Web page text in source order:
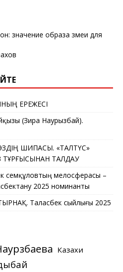
значение образа змеи для
ЕРЕЖЕСІ
(Зира Наурызбай).
ШИПАСЫ. «ТАЛТҮС»
ТАЛДАУ
Әсемқұловтың мелосферасы –
2025 номинанты
Таласбек сыйлығы 2025
Казахи